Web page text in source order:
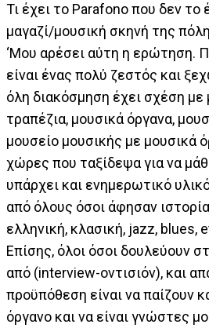
Τι έχει το Parafono που δεν το
μαγαζί/μουσική σκηνή της
‘Μου αρέσει αύτη η ερώτηση.
είναι ένας πολύ ζεστός και
όλη διακόσμηση έχει σχέση με
τραπέζια, μουσικά όργανα,
μουσείο μουσικής με μουσικά
χώρες που ταξίδεψα για να
υπάρχει και ενημερωτικό
από όλους όσοι άφησαν
ελληνική, κλασική, jazz, blues,
Επίσης, όλοι όσοι δουλεύουν
από (interview-οντισιόν), και
προϋπόθεση είναι να παίζουν
όργανο και να είναι γνώστες